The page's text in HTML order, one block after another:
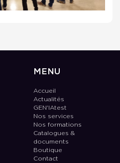
MENU
Accueil
Actualités
GEN'IAtest
Nos services
Nos formations
Catalogues &
documents
Boutique
Contact